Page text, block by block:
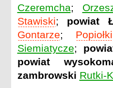
Czeremcha;
Stawiski; powiat
Gontarze; Popiołki
Siemiatycze;
powiat
zambrowski Rutki-